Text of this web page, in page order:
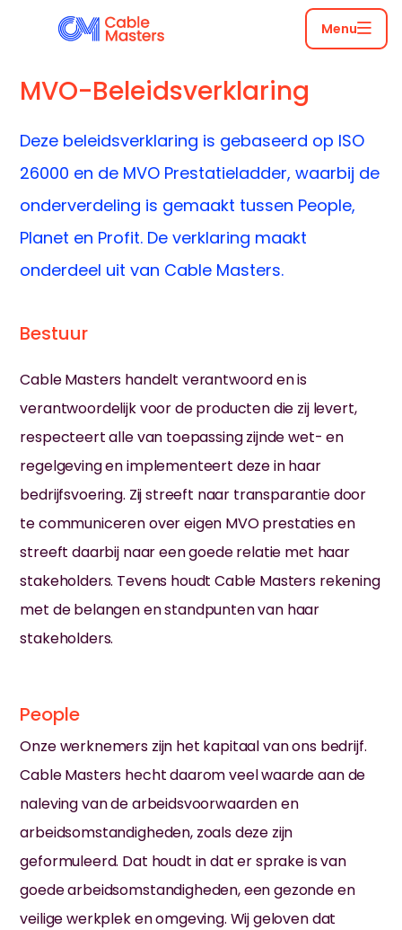
Menu
MVO-Beleidsverklaring
Deze beleidsverklaring is gebaseerd op ISO
26000 en de MVO Prestatieladder, waarbij de
onderverdeling is gemaakt tussen People,
Planet en Profit. De verklaring maakt
onderdeel uit van Cable Masters.
Bestuur
Cable Masters handelt verantwoord en is
verantwoordelijk voor de producten die zij levert,
respecteert alle van toepassing zijnde wet- en
regelgeving en implementeert deze in haar
bedrijfsvoering. Zij streeft naar transparantie door
te communiceren over eigen MVO prestaties en
streeft daarbij naar een goede relatie met haar
stakeholders. Tevens houdt Cable Masters rekening
met de belangen en standpunten van haar
stakeholders.
People
Onze werknemers zijn het kapitaal van ons bedrijf.
Cable Masters hecht daarom veel waarde aan de
naleving van de arbeidsvoorwaarden en
arbeidsomstandigheden, zoals deze zijn
geformuleerd. Dat houdt in dat er sprake is van
goede arbeidsomstandigheden, een gezonde en
veilige werkplek en omgeving. Wij geloven dat
Hulp
Telefoonnummer